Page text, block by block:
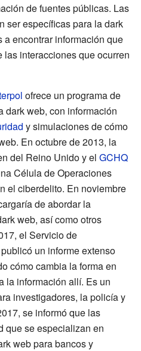
de fuentes públicas. Las
ser específicas para la dark
encontrar información que
las interacciones que ocurren
ofrece un programa de
dark web, con información
y simulaciones de cómo
En octubre de 2013, la
del Reino Unido y el GCHQ
Célula de Operaciones
el ciberdelito. En noviembre
de abordar la
web, así como otros
el Servicio de
un informe extenso
cómo cambia la forma en
la información allí. Es un
investigadores, la policía y
se informó que las
que se especializan en
web para bancos y